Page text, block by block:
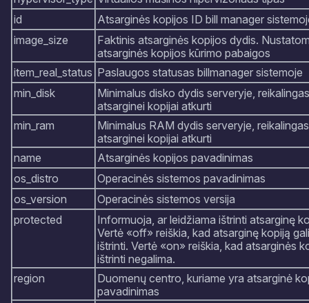
id
Atsarginės kopijos ID bill manager
image_size
Faktinis atsarginės kopijos dydis.
atsarginės kopijos kūrimo pabaigos
item_real_status Paslaugos statusas billmanager sistemoje
min_disk
Minimalus disko dydis serveryje, reikalingas
atsarginei kopijai atkurti
min_ram
Minimalus RAM dydis serveryje, reikalingas
atsarginei kopijai atkurti
name
Atsarginės kopijos pavadinimas
os_distro
Operacinės sistemos pavadinimas
os_version
Operacinės sistemos versija
protected
Informuoja, ar leidžiama ištrinti atsarginę
Vertė «off» reiškia, kad atsarginę kopiją
ištrinti. Vertė «on» reiškia, kad atsarginės
ištrinti negalima.
region
Duomenų centro, kuriame yra atsarginė
pavadinimas